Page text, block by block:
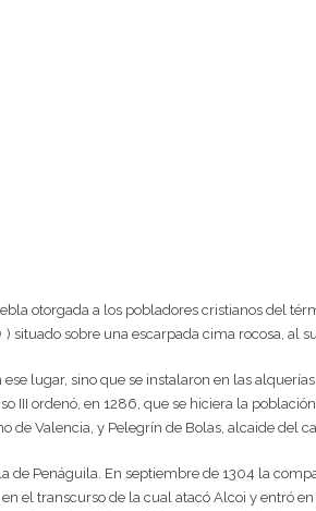
otorgada a los pobladores cristianos del
) situado sobre una escarpada cima rocosa, al
lugar, sino que se instalaron en las
III ordenó, en 1286, que se hiciera la población
de Valencia, y Pelegrín de Bolas, alcaide del
Penáguila. En septiembre de 1304 la
el transcurso de la cual atacó Alcoi y entró